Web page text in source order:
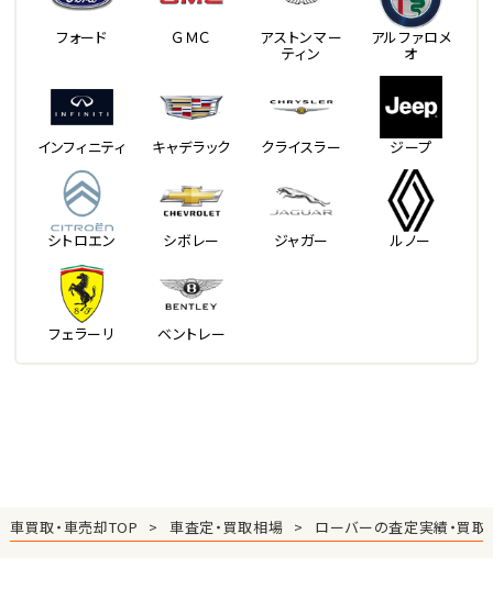
フォード ＧＭＣ アストンマー
ティン
アルファロメ
オ
インフィニティ キャデラック クライスラー ジープ
シトロエン シボレー ジャガー ルノー
フェラーリ ベントレー
車買取・車売却TOP 車査定・買取相場 ローバーの査定実績・買取